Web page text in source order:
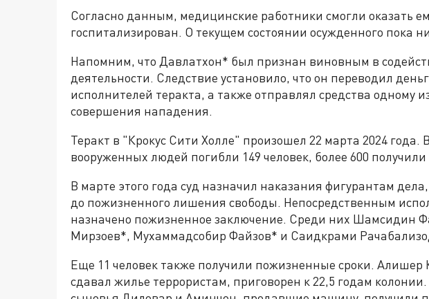
Согласно данным, медицинские работники смогли оказать
госпитализирован. О текущем состоянии осужденного пока
Напомним, что Давлатхон* был признан виновным в
деятельности. Следствие установило, что он переводил
исполнителей теракта, а также отправлял средства одному
совершения нападения.
Теракт в "Крокус Сити Холле" произошел 22 марта 2024 года.
вооруженных людей погибли 149 человек, более 600
В марте этого года суд назначил наказания фигурантам
до пожизненного лишения свободы. Непосредственным
назначено пожизненное заключение. Среди них Шамсидин
Мирзоев*, Мухаммадсобир Файзов* и Саидкрами
Еще 11 человек также получили пожизненные сроки. Алишер
сдавал жилье террористам, приговорен к 22,5 годам